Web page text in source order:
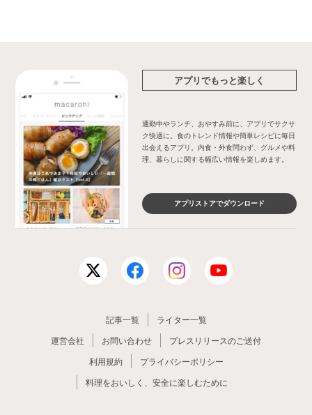
アプリでもっと楽しく
通勤中やランチ、おやすみ前に、アプリでサクサ
ク快適に。食のトレンド情報や簡単レシピに毎日
出会えるアプリ。内食・外食問わず、グルメや料
理、暮らしに関する幅広い情報を楽しめます。
アプリストアでダウンロード
記事一覧
ライター一覧
運営会社
お問い合わせ
プレスリリースのご送付
利用規約
プライバシーポリシー
料理をおいしく、安全に楽しむために